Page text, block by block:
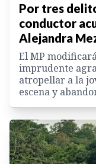
Por tres
conductor
Alejandra
El MP
imprudente
atropellar a la
escena y